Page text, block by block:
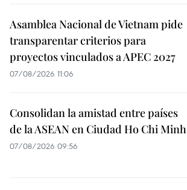
Asamblea Nacional de Vietnam pide
transparentar criterios para
proyectos vinculados a APEC 2027
07/08/2026 11:06
Consolidan la amistad entre países
de la ASEAN en Ciudad Ho Chi Minh
07/08/2026 09:56